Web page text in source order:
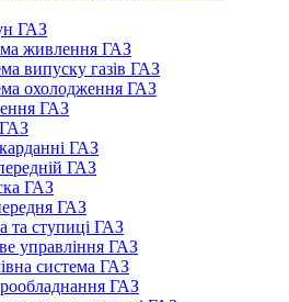
ГАЗ
живлення ГАЗ
випуску газів ГАЗ
охолодження ГАЗ
ГАЗ
ГАЗ
ГАЗ
ГАЗ
ГАЗ
та ступиці ГАЗ
управління ГАЗ
система ГАЗ
ГАЗ